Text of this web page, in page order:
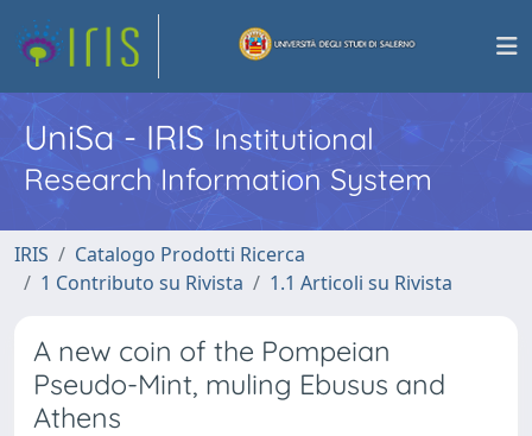
UniSa - IRISInstitutional
Research Information System
IRIS
Catalogo Prodotti Ricerca
1 Contributo su Rivista
1.1 Articoli su Rivista
A new coin of the Pompeian
Pseudo-Mint, muling Ebusus and
Athens